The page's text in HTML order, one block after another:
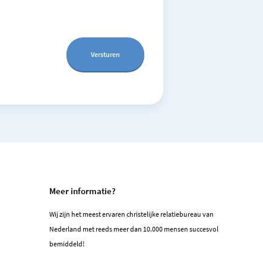
Meer informatie?
Wij zijn het meest ervaren christelijke relatiebureau van
Nederland met reeds meer dan 10.000 mensen succesvol
bemiddeld!